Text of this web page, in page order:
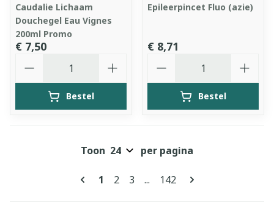
Caudalie Lichaam
Douchegel Eau Vignes
200ml Promo
€ 7,50
Bestel
Epileerpincet Fluo (azie)
€ 8,71
Bestel
Pagina's
U lees momenteel pagina
1 Pagina
2 Pagina
3 ... Pagina
142
Toon per pagina